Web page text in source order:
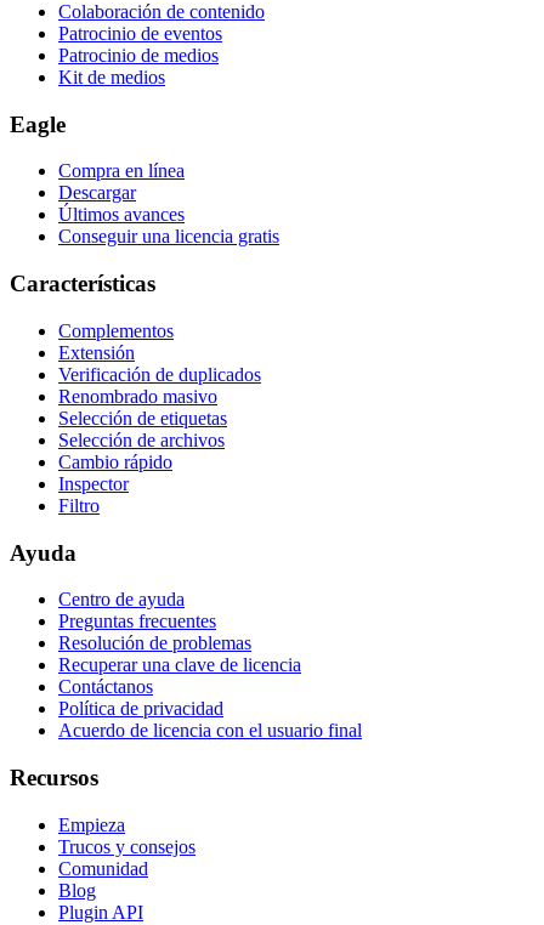
Colaboración de contenido
Patrocinio de eventos
Patrocinio de medios
Kit de medios
Eagle
Compra en línea
Descargar
Últimos avances
Conseguir una licencia gratis
Características
Complementos
Extensión
Verificación de duplicados
Renombrado masivo
Selección de etiquetas
Selección de archivos
Cambio rápido
Inspector
Filtro
Ayuda
Centro de ayuda
Preguntas frecuentes
Resolución de problemas
Recuperar una clave de licencia
Contáctanos
Política de privacidad
Acuerdo de licencia con el usuario final
Recursos
Empieza
Trucos y consejos
Comunidad
Blog
Plugin API